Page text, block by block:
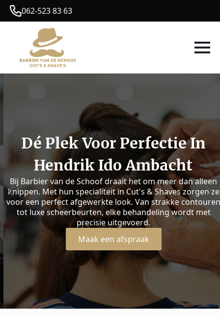
062-523 83 63
Dé Plek Voor Perfectie In
Hendrik Ido Ambacht
Bij Barbier van de Schoof draait het om meer dan alleen
knippen. Met hun specialiteit in Cut's & Shaves zorgen ze
voor een perfect afgewerkte look. Van strakke contouren
tot luxe scheerbeurten, elke behandeling wordt met
precisie uitgevoerd.
Maak een afspraak